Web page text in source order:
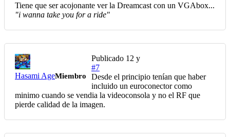
Tiene que ser acojonante ver la Dreamcast con un VGAbox...
"i wanna take you for a ride"
Hasami AgeMiembro
Publicado 12 y
#7
Desde el principio tenían que haber
incluido un euroconector como
minimo cuando se vendia la videoconsola y no el RF que
pierde calidad de la imagen.